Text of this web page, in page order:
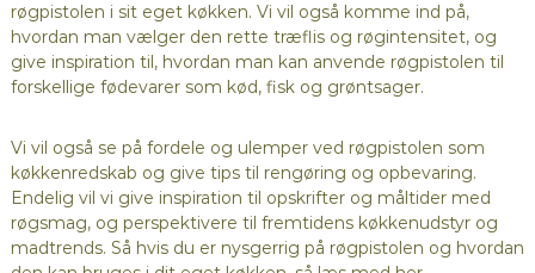
røgpistolen i sit eget køkken. Vi vil også komme ind på,
hvordan man vælger den rette træflis og røgintensitet, og
give inspiration til, hvordan man kan anvende røgpistolen til
forskellige fødevarer som kød, fisk og grøntsager.
Vi vil også se på fordele og ulemper ved røgpistolen som
køkkenredskab og give tips til rengøring og opbevaring.
Endelig vil vi give inspiration til opskrifter og måltider med
røgsmag, og perspektivere til fremtidens køkkenudstyr og
madtrends. Så hvis du er nysgerrig på røgpistolen og hvordan